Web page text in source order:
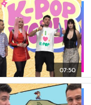
07:50